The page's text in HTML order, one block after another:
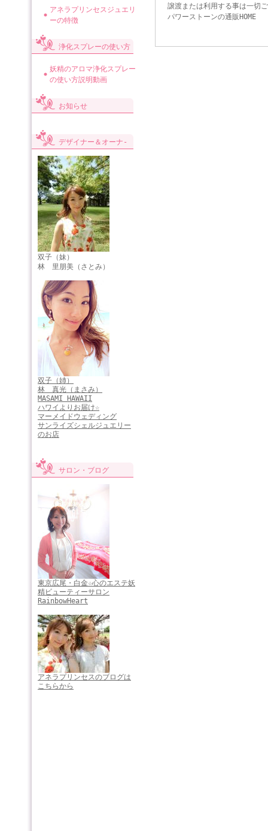
アネラプリンセスジュエリ
ーの特徴
浄化スプレーの使い方
妖精のアロマ浄化スプレー
の使い方説明動画
お知らせ
デザイナー＆オーナ-
双子（妹）
林 里朋美（さとみ）
双子（姉）
林 真光（まさみ）
MASAMI HAWAII
ハワイよりお届け☆
マーメイドウェディング
サンライズシェルジュエリー
のお店
サロン・ブログ
東京広尾・白金☆心のエステ妖
精ビューティーサロン
RainbowHeart
アネラプリンセスのブログは
こちらから
譲渡または利用する事は一切
パワーストーンの通販HOME